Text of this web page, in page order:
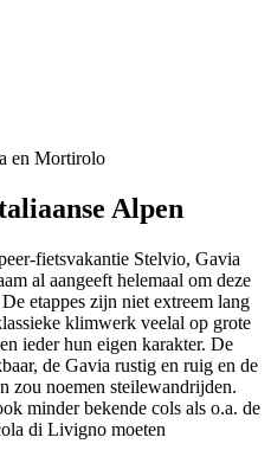
en Mortirolo
Alpen
fietsvakantie Stelvio, Gavia
al aangeeft helemaal om deze
etappes zijn niet extreem lang
klimwerk veelal op grote
ieder hun eigen karakter. De
de Gavia rustig en ruig en de
zou noemen steilewandrijden.
minder bekende cols als o.a. de
di Livigno moeten